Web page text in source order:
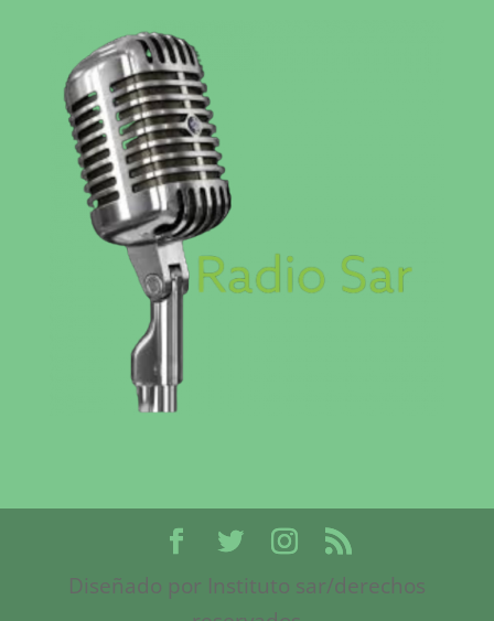
Diseñado por Instituto sar/derechos